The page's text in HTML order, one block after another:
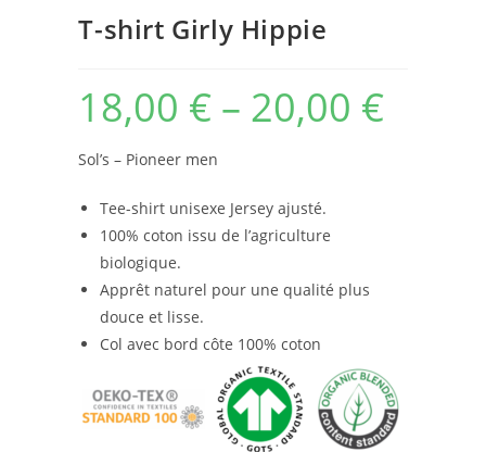
T-shirt Girly Hippie
18,00 € – 20,00 €
Sol’s – Pioneer men
Tee-shirt unisexe Jersey ajusté.
100% coton issu de l’agriculture
biologique.
Apprêt naturel pour une qualité plus
douce et lisse.
Col avec bord côte 100% coton